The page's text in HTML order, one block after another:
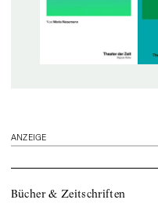
ANZEIGE
Bücher & Zeitschriften